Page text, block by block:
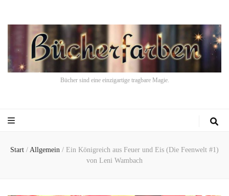
Bücher sind eine einzigartige tragbare Magie.
Start / Allgemein / Ein Königreich aus Feuer und Eis (Die Feenwelt #1)
von Leni Wambach